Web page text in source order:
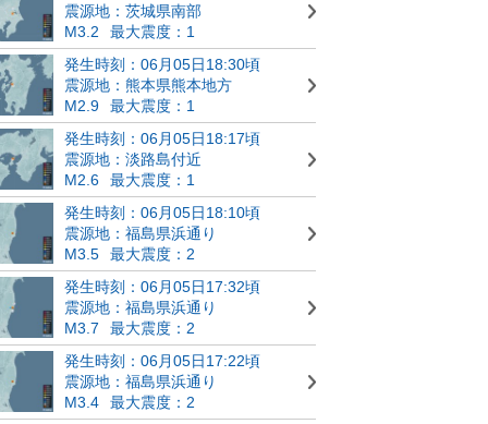
震源地：茨城県南部
M3.2
最大震度：1
発生時刻：06月05日18:30頃
震源地：熊本県熊本地方
M2.9
最大震度：1
発生時刻：06月05日18:17頃
震源地：淡路島付近
M2.6
最大震度：1
発生時刻：06月05日18:10頃
震源地：福島県浜通り
M3.5
最大震度：2
発生時刻：06月05日17:32頃
震源地：福島県浜通り
M3.7
最大震度：2
発生時刻：06月05日17:22頃
震源地：福島県浜通り
M3.4
最大震度：2